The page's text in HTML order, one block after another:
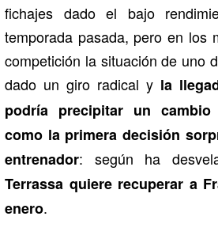
fichajes dado el bajo
temporada pasada, pero en los
competición la situación de uno
dado un giro radical y la
podría precipitar un
como la primera decisión
entrenador: según ha
Terrassa quiere recuperar a
enero.